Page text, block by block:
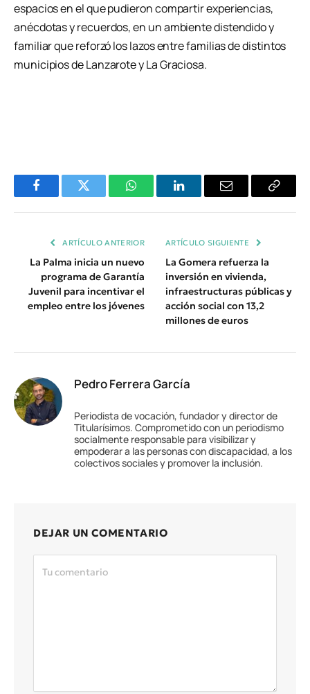
espacios en el que pudieron compartir experiencias,
anécdotas y recuerdos, en un ambiente distendido y
familiar que reforzó los lazos entre familias de distintos
municipios de Lanzarote y La Graciosa.
FacebookTwitter WhatsAppLinkedInEmail
Copiar
ARTÍCULO ANTERIOR
La Palma inicia un nuevo
programa de Garantía
Juvenil para incentivar el
empleo entre los jóvenes
ARTÍCULO SIGUIENTE
La Gomera refuerza la
inversión en vivienda,
infraestructuras públicas y
acción social con 13,2
millones de euros
Pedro Ferrera García
Periodista de vocación, fundador y director de
Titularísimos. Comprometido con un periodismo
socialmente responsable para visibilizar y
empoderar a las personas con discapacidad, a los
colectivos sociales y promover la inclusión.
DEJAR UN COMENTARIO